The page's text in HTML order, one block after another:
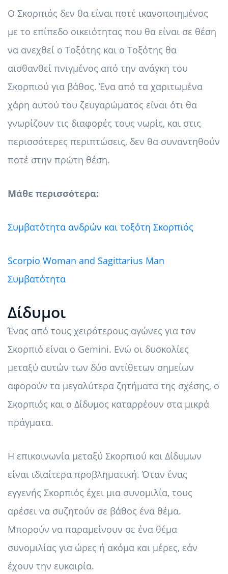
Ο Σκορπιός δεν θα είναι ποτέ ικανοποιημένος
με το επίπεδο οικειότητας που θα είναι σε θέση
να ανεχθεί ο Τοξότης και ο Τοξότης θα
αισθανθεί πνιγμένος από την ανάγκη του
Σκορπιού για βάθος. Ένα από τα χαριτωμένα
χάρη αυτού του ζευγαρώματος είναι ότι θα
γνωρίζουν τις διαφορές τους νωρίς, και στις
περισσότερες περιπτώσεις, δεν θα συναντηθούν
ποτέ στην πρώτη θέση.
Μάθε περισσότερα:
Συμβατότητα ανδρών και τοξότη Σκορπιός
Scorpio Woman and Sagittarius Man
Συμβατότητα
Δίδυμοι
Ένας από τους χειρότερους αγώνες για τον
Σκορπιό είναι ο Gemini. Ενώ οι δυσκολίες
μεταξύ αυτών των δύο αντίθετων σημείων
αφορούν τα μεγαλύτερα ζητήματα της σχέσης, ο
Σκορπιός και ο Δίδυμος καταρρέουν στα μικρά
πράγματα.
Η επικοινωνία μεταξύ Σκορπιού και Δίδυμων
είναι ιδιαίτερα προβληματική. Όταν ένας
εγγενής Σκορπιός έχει μια συνομιλία, τους
αρέσει να συζητούν σε βάθος ένα θέμα.
Μπορούν να παραμείνουν σε ένα θέμα
συνομιλίας για ώρες ή ακόμα και μέρες, εάν
έχουν την ευκαιρία.